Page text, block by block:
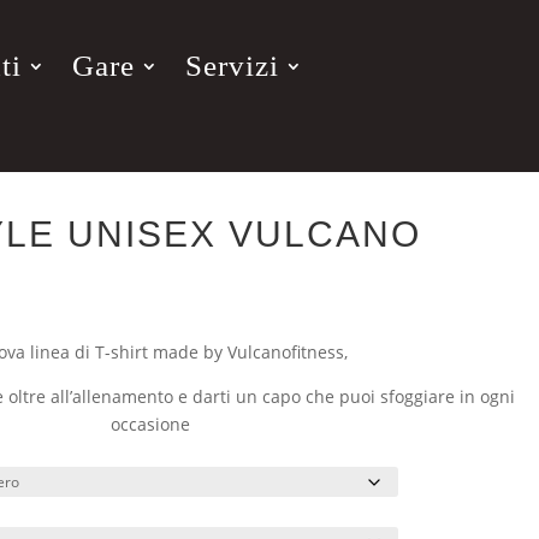
Gare
Servizi
UNISEX VULCANO
linea di T-shirt made by Vulcanofitness,
oltre all’allenamento e darti un capo che puoi sfoggiare in ogni
occasione